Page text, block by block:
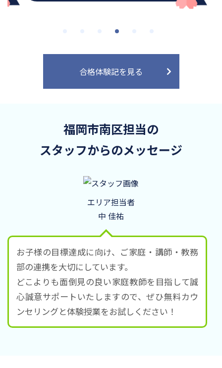
合格体験記を見る
福岡市南区担当の
スタッフからのメッセージ
エリア担当者
中 佳祐
お子様の目標達成に向け、ご家庭・講師・教務
部の連携を大切にしています。
どこよりも面倒見の良い家庭教師を目指して誠
心誠意サポートいたしますので、ぜひ無料カウ
ンセリングと体験授業をお試しください！